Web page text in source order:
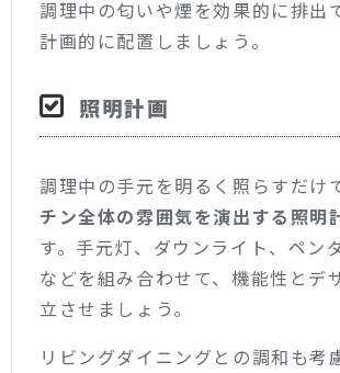
調理中の匂いや煙を効果的に排出
計画的に配置しましょう。
照明計画
調理中の手元を明るく照らすだけ
チン全体の雰囲気を演出する照明
す。手元灯、ダウンライト、ペン
などを組み合わせて、機能性とデ
立させましょう。
リビングダイニングとの調和も考